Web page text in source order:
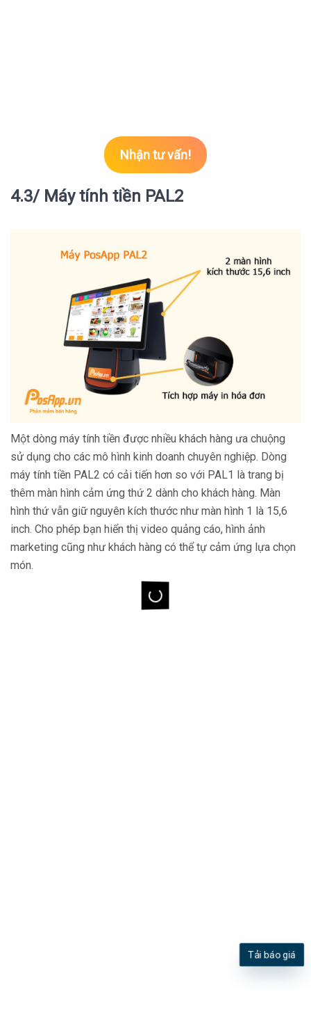
Nhận tư vấn!
4.3/ Máy tính tiền PAL2
Một dòng máy tính tiền được nhiều khách hàng ưa chuộng
sử dụng cho các mô hình kinh doanh chuyên nghiệp. Dòng
máy tính tiền PAL2 có cải tiến hơn so với PAL1 là trang bị
thêm màn hình cảm ứng thứ 2 dành cho khách hàng. Màn
hình thứ vẫn giữ nguyên kích thước như màn hình 1 là 15,6
inch. Cho phép bạn hiển thị video quảng cáo, hình ảnh
marketing cũng như khách hàng có thể tự cảm ứng lựa chọn
món.
Tải báo giá